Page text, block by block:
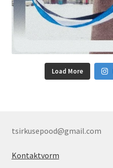
Load More
tsirkusepood@gmail.com
Kontaktvorm